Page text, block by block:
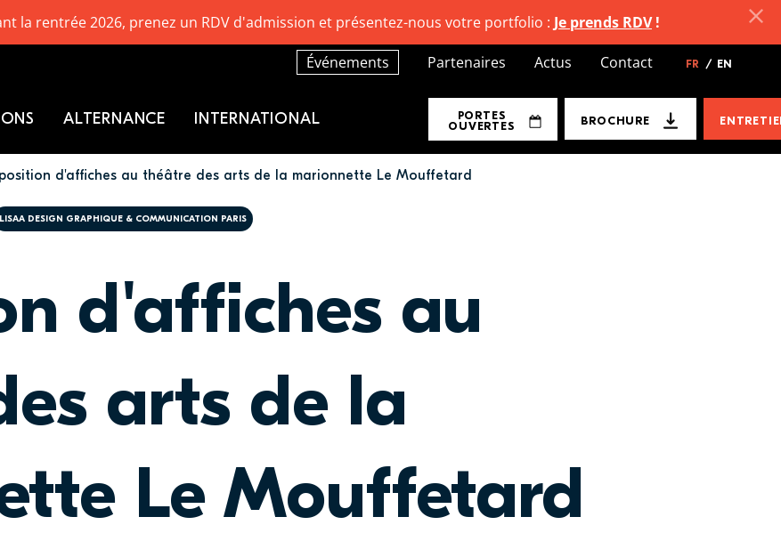
d'affiches au théâtre des arts de la marionnette Le Mouffetard
LISAA DESIGN GRAPHIQUE & COMMUNICATION PARIS
d'affiches au
arts de la
Le Mouffetard
Événements Partenaires Actus Contact FR / EN
PORTES
OUVERTES
BROCHURE
ALTERNANCE INTERNATIONAL
la rentrée 2026, prenez un RDV d'admission et présentez-nous votre portfolio : Je prends RDV!